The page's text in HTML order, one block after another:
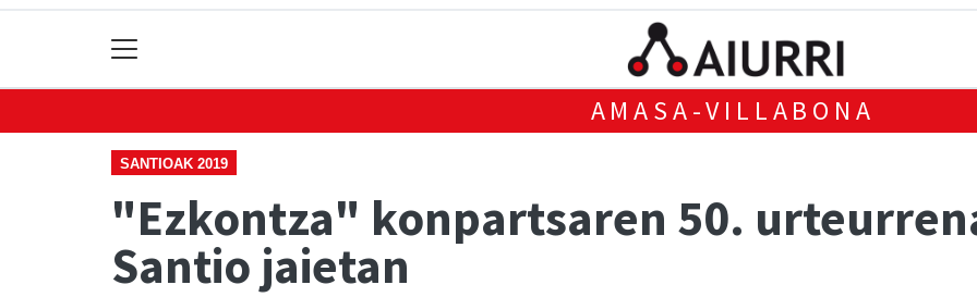
AMASA-VILLABONA
SANTIOAK 2019
"Ezkontza" konpartsaren 50.
Santio jaietan